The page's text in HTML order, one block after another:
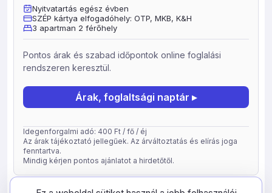
az udvarban.
Balaton: 1000m, bolt 100m, étterem: 100m (A megadott
távolságok becsült értékek és a Balaton vonatkozásában
a vízpart légvonalbeli távolsága értendő.)
Nyitvatartás egész évben
SZÉP kártya elfogadóhely: OTP, MKB, K&H
3 apartman 2 férőhely
Pontos árak és szabad időpontok online foglalási
rendszeren keresztül.
Árak, foglaltsági naptár ▸
Idegenforgalmi adó: 400 Ft / fő / éj
Az árak tájékoztató jellegűek. Az árváltoztatás és elírás joga
fenntartva.
Mindig kérjen pontos ajánlatot a hirdetőtől.
frissítve: 2026-05-05 33977